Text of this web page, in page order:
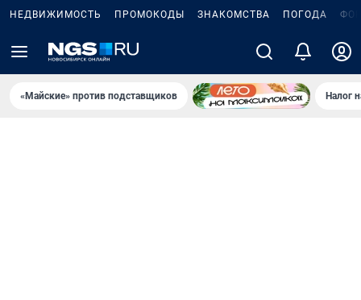
НЕДВИЖИМОСТЬ ПРОМОКОДЫ ЗНАКОМСТВА ПОГОДА
«Майские» против подставщиков Налог